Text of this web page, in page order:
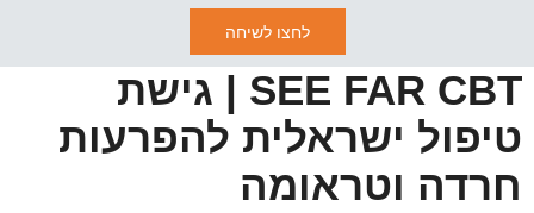
לחצו לשיחה
SEE FAR CBT | גישת
טיפול ישראלית להפרעות
חרדה וטראומה